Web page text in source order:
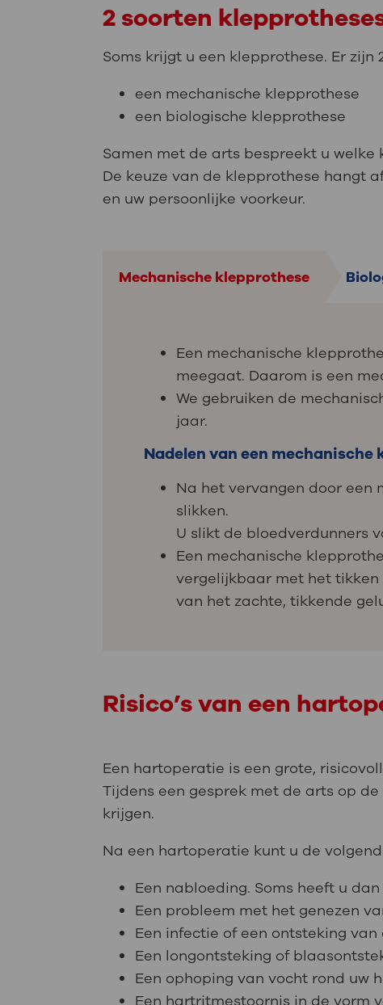
2 soorten
Soms krijgt u een klepprothese. Er
een mechanische klepprothese
een biologische klepprothese
Samen met de arts bespreekt u
De keuze van de klepprothese hangt
en uw persoonlijke voorkeur.
Mechanische klepprothese
Een mechanische
meegaat. Daarom is een
We gebruiken de
jaar.
Nadelen van een mechanische
Na het vervangen door een
slikken.
U slikt de bloedverdunners
Een mechanische
vergelijkbaar met het tikken
van het zachte, tikkende
Risico’s van een
Een hartoperatie is een grote,
Tijdens een gesprek met de arts op
krijgen.
Na een hartoperatie kunt u de
Een nabloeding. Soms heeft u
Een probleem met het genezen
Een infectie of een ontsteking van
Een longontsteking of
Een ophoping van vocht rond uw